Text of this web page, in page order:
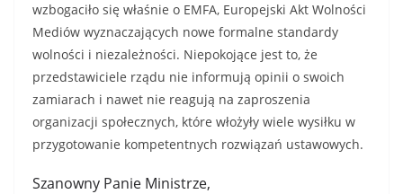
wzbogaciło się właśnie o EMFA, Europejski Akt Wolności
Mediów wyznaczających nowe formalne standardy
wolności i niezależności. Niepokojące jest to, że
przedstawiciele rządu nie informują opinii o swoich
zamiarach i nawet nie reagują na zaproszenia
organizacji społecznych, które włożyły wiele wysiłku w
przygotowanie kompetentnych rozwiązań ustawowych.
Szanowny Panie Ministrze,